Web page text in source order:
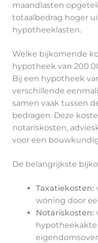
maandlasten
totaalbedrag hoger
hypotheeklasten.
Welke bijkomende
hypotheek van
Bij een hypotheek
verschillende
samen vaak tussen
bedragen. Deze
notariskosten,
voor een
De belangrijkste
Taxatiekosten:
woning door
Notariskosten:
hypotheekakte